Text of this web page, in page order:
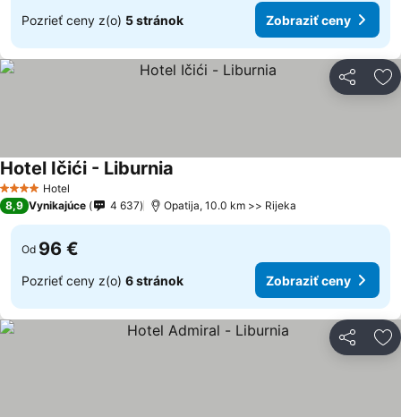
Pozrieť ceny z(o) 5 stránok Zobraziť ceny
Zdieľať
4 Počet hviezdičiek
Hotel
Hotel Ičići - Liburnia
8,9 Vynikajúce 4 637 Opatija, 10.0 km >> Rijeka
Od 96 €
Pozrieť ceny z(o) 6 stránok Zobraziť ceny
Zdieľať